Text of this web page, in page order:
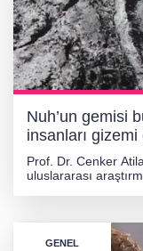
Nuh’un gemisi
insanları
Prof. Dr. Cenker
uluslararası
GENEL